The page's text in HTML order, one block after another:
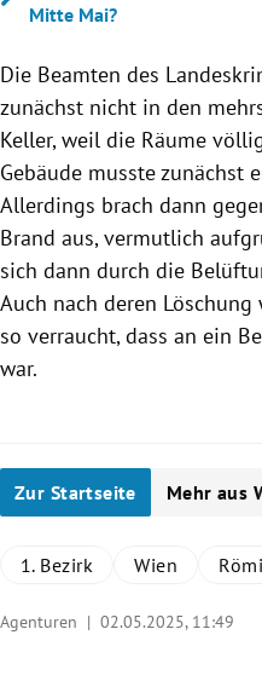
Mitte Mai?
Die Beamten des
zunächst nicht in den
Keller, weil die Räume
Gebäude musste zunächst
Allerdings brach dann
Brand aus, vermutlich
sich dann durch die
Auch nach deren
so verraucht, dass an ein
war.
Zur Startseite Mehr aus
1. Bezirk Wien
Agenturen | 02.05.2025, 11:49